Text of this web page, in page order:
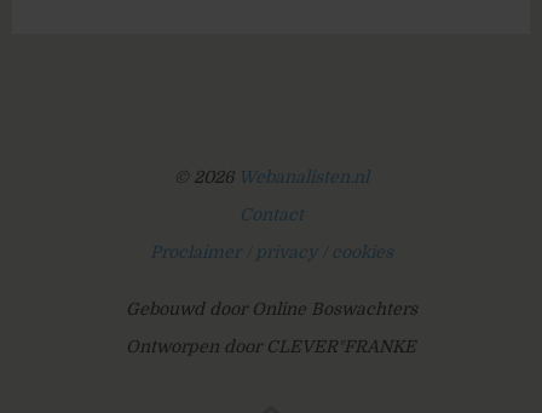
© 2026 Webanalisten.nl
Contact
Proclaimer / privacy / cookies
Gebouwd door Online Boswachters
Ontworpen door CLEVER°FRANKE